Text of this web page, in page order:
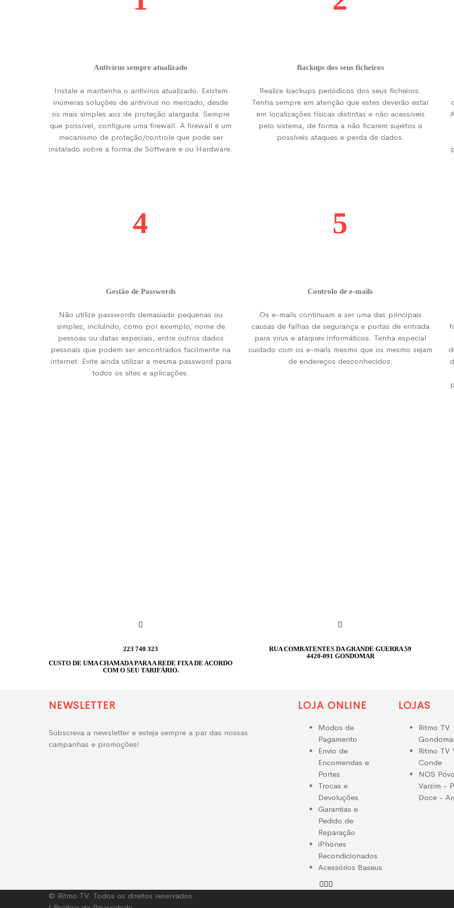
Antivírus sempre atualizado
Instale e mantenha o antivírus atualizado. Existem
inúmeras soluções de antivírus no mercado, desde
os mais simples aos de proteção alargada. Sempre
que possível, configure uma firewall. A firewall é um
mecanismo de proteção/controle que pode ser
instalado sobre a forma de Software e ou Hardware.
Backups dos seus ficheiros
Realize backups periódicos dos seus ficheiros.
Tenha sempre em atenção que estes deverão estar
em localizações físicas distintas e não acessíveis
pelo sistema, de forma a não ficarem sujeitos a
possíveis ataques e perda de dados.
4
Gestão de Passwords
Não utilize passwords demasiado pequenas ou
simples, incluindo, como por exemplo, nome de
pessoas ou datas especiais, entre outros dados
pessoais que podem ser encontrados facilmente na
internet. Evite ainda utilizar a mesma password para
todos os sites e aplicações.
5
Controlo de e-mails
Os e-mails continuam a ser uma das principais
causas de falhas de segurança e portas de entrada
para vírus e ataques informáticos. Tenha especial
cuidado com os e-mails mesmo que os mesmo sejam
de endereços desconhecidos.
223 740 323
CUSTO DE UMA CHAMADA PARA A REDE FIXA DE ACORDO
COM O SEU TARIFÁRIO.
RUA COMBATENTES DA GRANDE GUERRA 59
4420-091 GONDOMAR
NEWSLETTER
Subscreva a newsletter e esteja sempre a par das nossas
campanhas e promoções!
LOJA ONLINE
Modos de
Pagamento
Envio de
Encomendas e
Portes
Trocas e
Devoluções
Garantias e
Pedido de
Reparação
iPhones
Recondicionados
Acessórios Baseus
LOJAS
Ritmo TV
Ritmo TV
Conde
NOS
Varzim -
Doce -
© Ritmo TV. Todos os direitos reservados.